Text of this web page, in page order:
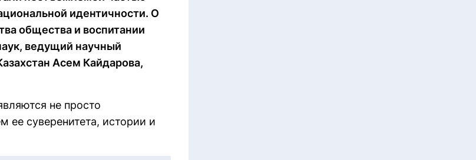
идентичности. О
общества и воспитании
ведущий научный
Асем Кайдарова,
не просто
суверенитета, истории и